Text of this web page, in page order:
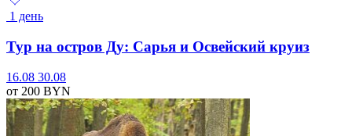
1 день
Тур на остров Ду: Сарья и Освейский круиз
16.08 30.08
от 200 BYN